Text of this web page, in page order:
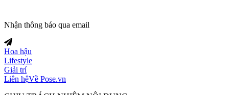
Nhận thông báo qua email
Hoa hậu
Lifestyle
Giải trí
Liên hệVề Pose.vn